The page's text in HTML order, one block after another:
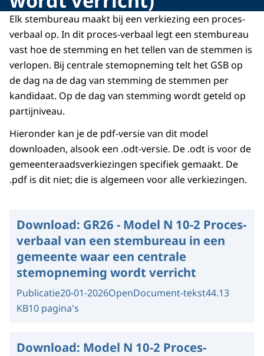
Elk stembureau maakt bij een verkiezing een proces-
verbaal op. In dit proces-verbaal legt een stembureau
vast hoe de stemming en het tellen van de stemmen is
verlopen. Bij centrale stemopneming telt het GSB op
de dag na de dag van stemming de stemmen per
kandidaat. Op de dag van stemming wordt geteld op
partijniveau.
Hieronder kan je de pdf-versie van dit model
downloaden, alsook een .odt-versie. De .odt is voor de
gemeenteraadsverkiezingen specifiek gemaakt. De
.pdf is dit niet; die is algemeen voor alle verkiezingen.
Download: GR26 - Model N 10-2 Proces-
verbaal van een stembureau in een
gemeente waar een centrale
stemopneming wordt verricht
Publicatie20-01-2026OpenDocument-tekst44.13
KB10 pagina's
Download: Model N 10-2 Proces-